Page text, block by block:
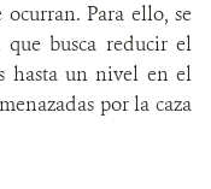
Para ello, se
busca reducir el
hasta un nivel en el
por la caza